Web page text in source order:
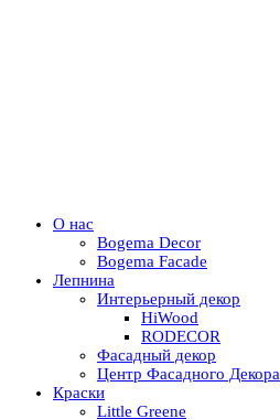
О нас
Bogema Decor
Bogema Facade
Лепнина
Интерьерный декор
HiWood
RODECOR
Фасадный декор
Центр Фасадного Декора
Краски
Little Greene